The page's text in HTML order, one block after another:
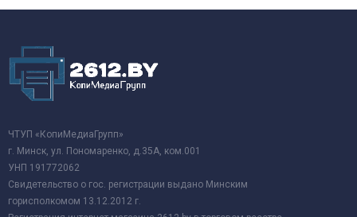
ЧТУП «КопиМедиаГрупп»
г. Минск, ул. Пономаренко, д.35А, ком.001
УНП 191772062
Свидетельство о гос. регистрации выдано Минским
горисполкомом 13.12.2012 г.